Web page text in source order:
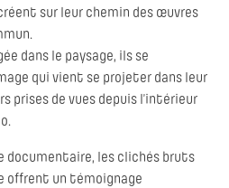
sur leur chemin des œuvres
dans le paysage, ils se
qui vient se projeter dans leur
prises de vues depuis l’intérieur
documentaire, les clichés bruts
offrent un témoignage